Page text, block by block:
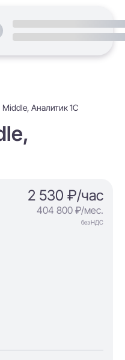
Аналитик 1С
2 530 ₽/час
404 800 ₽/мес.
без НДС